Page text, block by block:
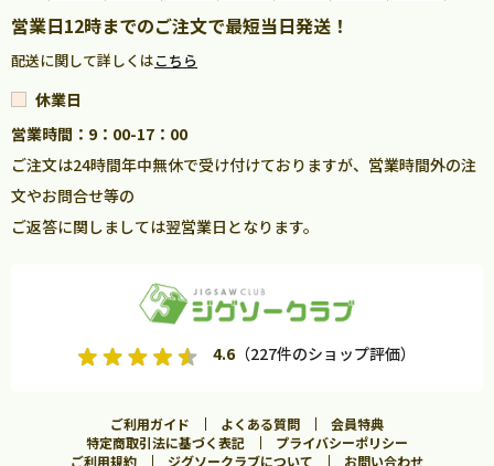
営業日12時までのご注文で最短当日発送！
配送に関して詳しくはこちら
休業日
営業時間：9：00-17：00
ご注文は24時間年中無休で受け付けておりますが、営業時間外の注
文やお問合せ等の
ご返答に関しましては翌営業日となります。
4.6（227件のショップ評価）
ご利用ガイド よくある質問
会員特典
特定商取引法に基づく表記
プライバシーポリシー
ご利用規約
ジグソークラブについて お問い合わせ